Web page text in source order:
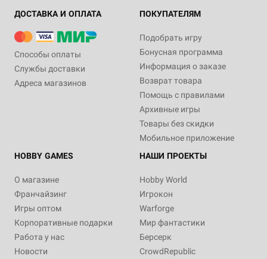
ДОСТАВКА И ОПЛАТА
Способы оплаты
Службы доставки
Адреса магазинов
ПОКУПАТЕЛЯМ
Подобрать игру
Бонусная программа
Информация о заказе
Возврат товара
Помощь с правилами
Архивные игры
Товары без скидки
Мобильное приложение
HOBBY GAMES
О магазине
Франчайзинг
Игры оптом
Корпоративные подарки
Работа у нас
Новости
НАШИ ПРОЕКТЫ
Hobby World
Игрокон
Warforge
Мир фантастики
Берсерк
CrowdRepublic